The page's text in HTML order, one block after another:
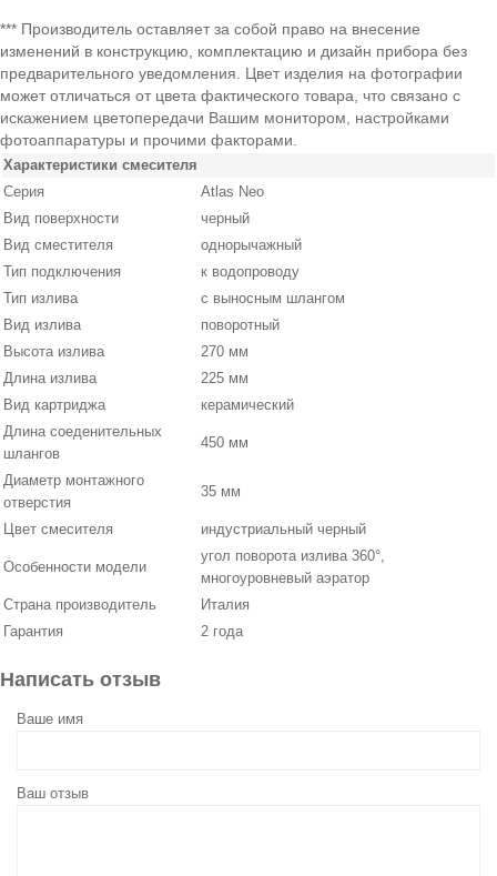
*** Производитель оставляет за собой право на внесение
изменений в конструкцию, комплектацию и дизайн прибора без
предварительного уведомления. Цвет изделия на фотографии
может отличаться от цвета фактического товара, что связано с
искажением цветопередачи Вашим монитором, настройками
фотоаппаратуры и прочими факторами.
Характеристики смесителя
Серия
Atlas Neo
Вид поверхности
черный
Вид сместителя
однорычажный
Тип подключения
к водопроводу
Тип излива
с выносным шлангом
Вид излива
поворотный
Высота излива
270 мм
Длина излива
225 мм
Вид картриджа
керамический
Длина соеденительных
шлангов
450 мм
Диаметр монтажного
отверстия
35 мм
Цвет смесителя индустриальный черный
Особенности модели
угол поворота излива 360°,
многоуровневый аэратор
Страна производитель
Италия
Гарантия
2 года
Написать отзыв
Ваше имя
Ваш отзыв